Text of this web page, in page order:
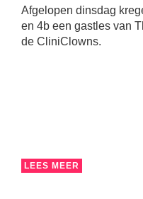
Afgelopen dinsdag
en 4b een gastles van
de CliniClowns.
LEES MEER